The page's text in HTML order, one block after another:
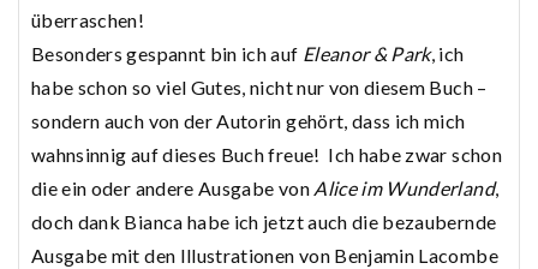
überraschen!
Besonders gespannt bin ich auf Eleanor & Park, ich
habe schon so viel Gutes, nicht nur von diesem Buch –
sondern auch von der Autorin gehört, dass ich mich
wahnsinnig auf dieses Buch freue! Ich habe zwar schon
die ein oder andere Ausgabe von Alice im Wunderland,
doch dank Bianca habe ich jetzt auch die bezaubernde
Ausgabe mit den Illustrationen von Benjamin Lacombe